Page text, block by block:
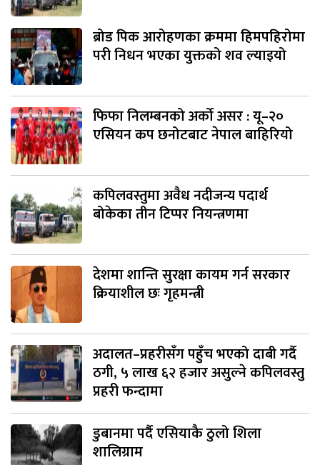
ब्रोड पिक आरोहणका क्रममा हिमपहिरोमा
परी निधन भएका युक्तको शव ल्याइयो
फिफा निलम्बनको अर्को असर : यू–२०
एसियन कप छनोटबाट नेपाल बाहिरियो
कपिलवस्तुमा अवैध नदीजन्य पदार्थ
बोकेका तीन टिप्पर नियन्त्रणमा
देशमा शान्ति सुरक्षा कायम गर्न सरकार
क्रियाशील छः गृहमन्त्री
अदालत–प्रहरीसँग पहुँच भएको दाबी गर्दै
ठगी, ५ लाख ६२ हजार असुल्ने कपिलवस्तु
प्रहरी फन्दामा
डुबानमा पर्दै एसियाकै ठुलो शिला
शालिग्राम